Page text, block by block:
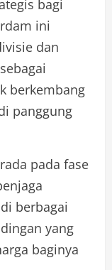
bagi
ini
dan
berkembang
panggung
pada fase
berbagai
yang
baginya